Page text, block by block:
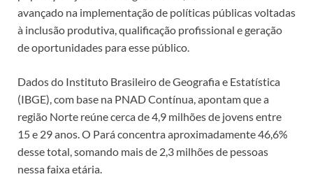
avançado na implementação de políticas públicas voltadas
à inclusão produtiva, qualificação profissional e geração
de oportunidades para esse público.
Dados do Instituto Brasileiro de Geografia e Estatística
(IBGE), com base na PNAD Contínua, apontam que a
região Norte reúne cerca de 4,9 milhões de jovens entre
15 e 29 anos. O Pará concentra aproximadamente 46,6%
desse total, somando mais de 2,3 milhões de pessoas
nessa faixa etária.